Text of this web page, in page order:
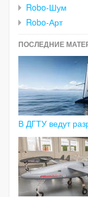
Robo-Шум
Robo-Арт
ПОСЛЕДНИЕ
В ДГТУ ведут